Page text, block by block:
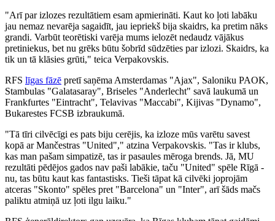
"Arī par izlozes rezultātiem esam apmierināti. Kaut ko ļoti labāku
jau nemaz nevarēja sagaidīt, jau iepriekš bija skaidrs, ka pretim nāks
grandi. Varbūt teorētiski varēja mums ielozēt nedaudz vājākus
pretiniekus, bet nu grēks būtu šobrīd sūdzēties par izlozi. Skaidrs, ka
tik un tā klāsies grūti," teica Verpakovskis.
RFS līgas fāzē pretī saņēma Amsterdamas "Ajax", Saloniku PAOK,
Stambulas "Galatasaray", Briseles "Anderlecht" savā laukumā un
Frankfurtes "Eintracht", Telavivas "Maccabi", Kijivas "Dynamo",
Bukarestes FCSB izbraukumā.
"Tā tīri cilvēcīgi es pats biju cerējis, ka izloze mūs varētu savest
kopā ar Mančestras "United"," atzina Verpakovskis. "Tas ir klubs,
kas man pašam simpatizē, tas ir pasaules mēroga brends. Jā, MU
rezultāti pēdējos gados nav paši labākie, taču "United" spēle Rīgā -
nu, tas būtu kaut kas fantastisks. Tieši tāpat kā cilvēki joprojām
atceras "Skonto" spēles pret "Barcelona" un "Inter", arī šāds mačs
paliktu atmiņā uz ļoti ilgu laiku."